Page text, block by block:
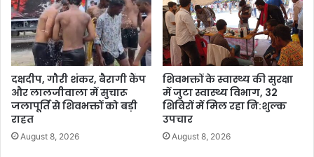
दक्षदीप, गौरी शंकर, बैरागी कैंप
और लालजीवाला में सुचारू
जलापूर्ति से शिवभक्तों को बड़ी
राहत
August 8, 2026
शिवभक्तों के स्वास्थ्य की सुरक्षा
में जुटा स्वास्थ्य विभाग, 32
शिविरों में मिल रहा नि:शुल्क
उपचार
August 8, 2026